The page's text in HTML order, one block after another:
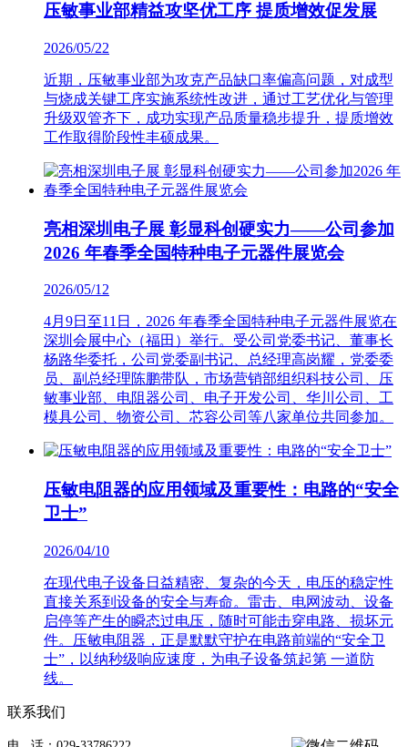
压敏事业部精益攻坚优工序 提质增效促发展
2026/05/22
近期，压敏事业部为攻克产品缺口率偏高问题，对成型
与烧成关键工序实施系统性改进，通过工艺优化与管理
升级双管齐下，成功实现产品质量稳步提升，提质增效
工作取得阶段性丰硕成果。
亮相深圳电子展 彰显科创硬实力——公司参加
2026 年春季全国特种电子元器件展览会
2026/05/12
4月9日至11日，2026 年春季全国特种电子元器件展览在
深圳会展中心（福田）举行。受公司党委书记、董事长
杨路华委托，公司党委副书记、总经理高岗耀，党委委
员、副总经理陈鹏带队，市场营销部组织科技公司、压
敏事业部、电阻器公司、电子开发公司、华川公司、工
模具公司、物资公司、芯容公司等八家单位共同参加。
压敏电阻器的应用领域及重要性：电路的“安全
卫士”
2026/04/10
在现代电子设备日益精密、复杂的今天，电压的稳定性
直接关系到设备的安全与寿命。雷击、电网波动、设备
启停等产生的瞬态过电压，随时可能击穿电路、损坏元
件。压敏电阻器，正是默默守护在电路前端的“安全卫
士”，以纳秒级响应速度，为电子设备筑起第 一道防
线。
联系我们